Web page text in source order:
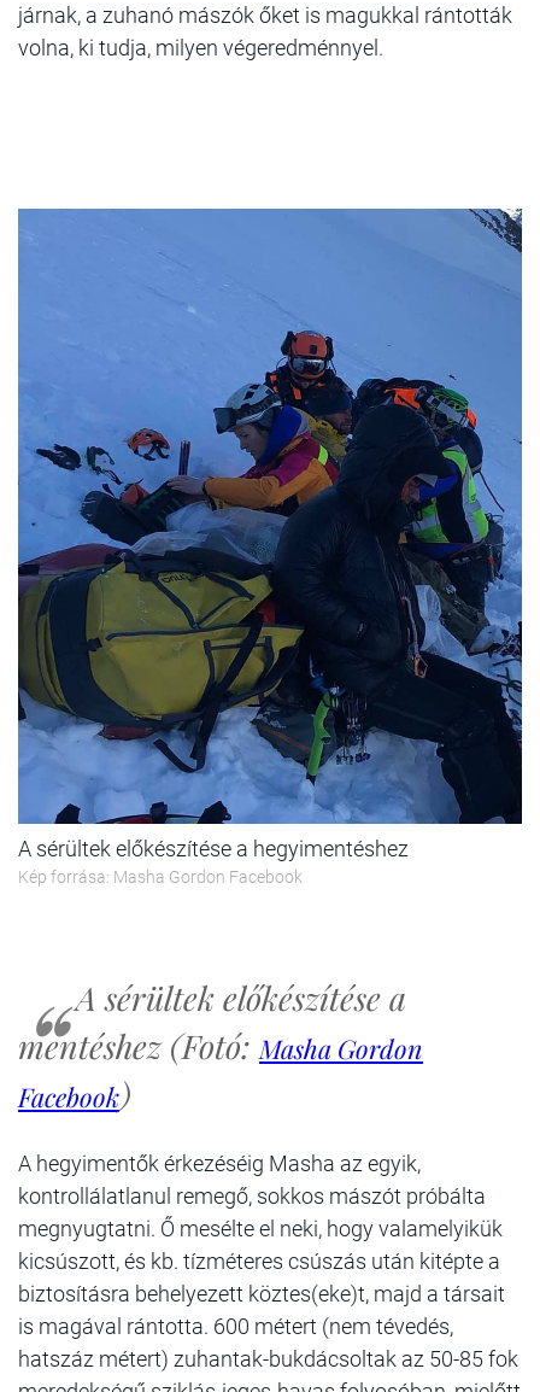
járnak, a zuhanó mászók őket is magukkal rántották
volna, ki tudja, milyen végeredménnyel.
A sérültek előkészítése a hegyimentéshez
Kép forrása: Masha Gordon Facebook
A sérültek előkészítése a
mentéshez (Fotó:Masha Gordon
Facebook)
A hegyimentők érkezéséig Masha az egyik,
kontrollálatlanul remegő, sokkos mászót próbálta
megnyugtatni. Ő mesélte el neki, hogy valamelyikük
kicsúszott, és kb. tízméteres csúszás után kitépte a
biztosításra behelyezett köztes(eke)t, majd a társait
is magával rántotta. 600 métert (nem tévedés,
hatszáz métert) zuhantak-bukdácsoltak az 50-85 fok